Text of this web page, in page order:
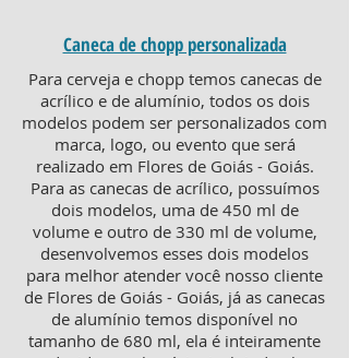
Caneca de chopp personalizada
Para cerveja e chopp temos canecas de
acrílico e de alumínio, todos os dois
modelos podem ser personalizados com
marca, logo, ou evento que será
realizado em Flores de Goiás - Goiás.
Para as canecas de acrílico, possuímos
dois modelos, uma de 450 ml de
volume e outro de 330 ml de volume,
desenvolvemos esses dois modelos
para melhor atender você nosso cliente
de Flores de Goiás - Goiás, já as canecas
de alumínio temos disponível no
tamanho de 680 ml, ela é inteiramente